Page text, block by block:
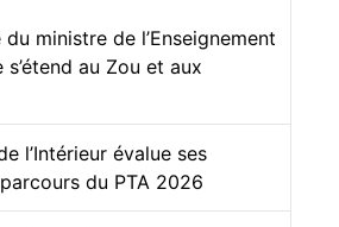
ministre de l’Enseignement
au Zou et aux
l’Intérieur évalue ses
du PTA 2026